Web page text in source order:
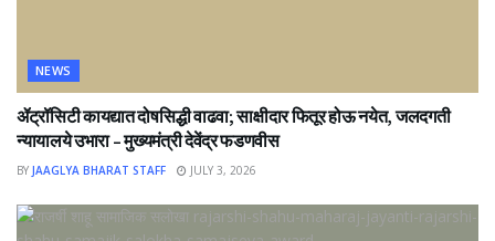
NEWS
ॲट्रॉसिटी कायद्यात दोषसिद्धी वाढवा; साक्षीदार फितूर होऊ नयेत, जलदगती
न्यायालये उभारा – मुख्यमंत्री देवेंद्र फडणवीस
BY JAAGLYA BHARAT STAFF JULY 3, 2026